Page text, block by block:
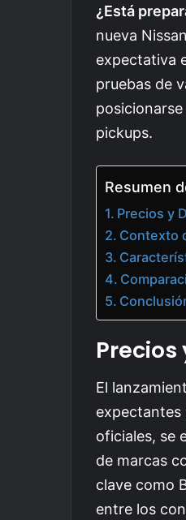
¿Está
nueva
expectativa
pruebas de
pickups.
Resumen
Precios y
Contexto
El
expectantes
oficiales, se
de marcas
clave como
entre los